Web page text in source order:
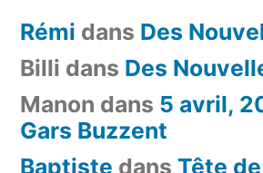
Rémi dans Des
Billi dans Des
Manon dans 5 avril,
Gars Buzzent
Baptiste dans Tête